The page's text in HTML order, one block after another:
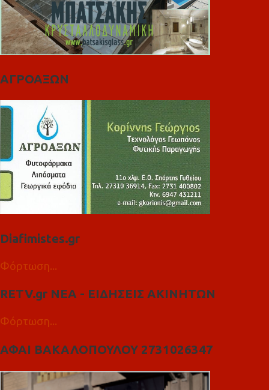
ΑΓΡΟΑΞΩΝ
Diafimistes.gr
Φόρτωση...
RETV.gr ΝΕΑ - ΕΙΔΗΣΕΙΣ ΑΚΙΝΗΤΩΝ
Φόρτωση...
ΑΦΑΙ ΒΑΚΑΛΟΠΟΥΛΟΥ 2731026347